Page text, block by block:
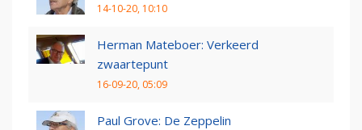
14-10-20, 10:10
Herman Mateboer: Verkeerd
zwaartepunt
16-09-20, 05:09
Paul Grove: De Zeppelin